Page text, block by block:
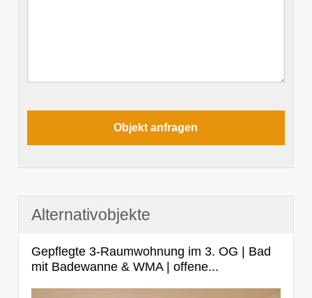
Alternativobjekte
Gepflegte 3-Raumwohnung im 3. OG | Bad
mit Badewanne & WMA | offene...